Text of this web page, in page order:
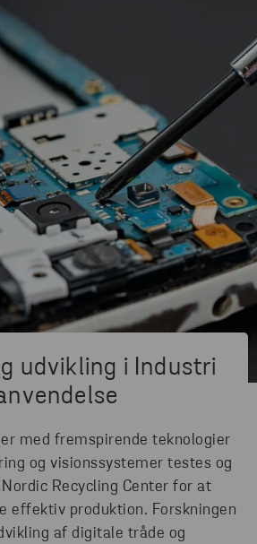
udvikling i Industri
med fremspirende teknologier
og visionssystemer testes og
Recycling Center for at
effektiv produktion. Forskningen
af digitale tråde og